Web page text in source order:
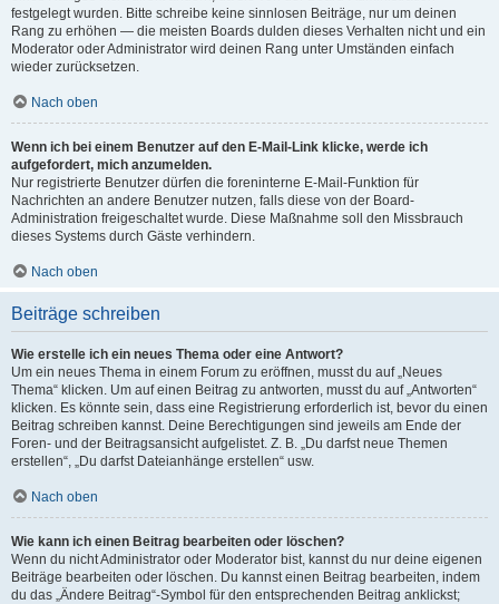
festgelegt wurden. Bitte schreibe keine sinnlosen Beiträge, nur um deinen
Rang zu erhöhen — die meisten Boards dulden dieses Verhalten nicht und ein
Moderator oder Administrator wird deinen Rang unter Umständen einfach
wieder zurücksetzen.
Nach oben
Wenn ich bei einem Benutzer auf den E-Mail-Link klicke, werde ich
aufgefordert, mich anzumelden.
Nur registrierte Benutzer dürfen die foreninterne E-Mail-Funktion für
Nachrichten an andere Benutzer nutzen, falls diese von der Board-
Administration freigeschaltet wurde. Diese Maßnahme soll den Missbrauch
dieses Systems durch Gäste verhindern.
Nach oben
Beiträge schreiben
Wie erstelle ich ein neues Thema oder eine Antwort?
Um ein neues Thema in einem Forum zu eröffnen, musst du auf „Neues
Thema“ klicken. Um auf einen Beitrag zu antworten, musst du auf „Antworten“
klicken. Es könnte sein, dass eine Registrierung erforderlich ist, bevor du einen
Beitrag schreiben kannst. Deine Berechtigungen sind jeweils am Ende der
Foren- und der Beitragsansicht aufgelistet. Z. B. „Du darfst neue Themen
erstellen“, „Du darfst Dateianhänge erstellen“ usw.
Nach oben
Wie kann ich einen Beitrag bearbeiten oder löschen?
Wenn du nicht Administrator oder Moderator bist, kannst du nur deine eigenen
Beiträge bearbeiten oder löschen. Du kannst einen Beitrag bearbeiten, indem
du das „Ändere Beitrag“-Symbol für den entsprechenden Beitrag anklickst;